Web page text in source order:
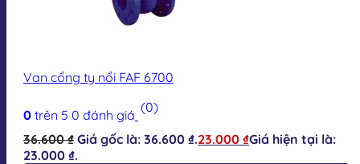
Van cổng ty nổi FAF 6700
0 trên 5 0 đánh giá (0)
36.600₫ Giá gốc là: 36.600 ₫.23.000 ₫Giá hiện tại là:
23.000 ₫.